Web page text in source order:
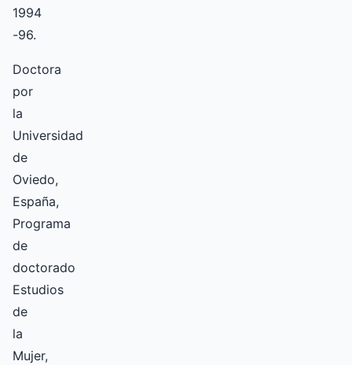
1994
-96.
Doctora
por
la
Universidad
de
Oviedo,
España,
Programa
de
doctorado
Estudios
de
la
Mujer,